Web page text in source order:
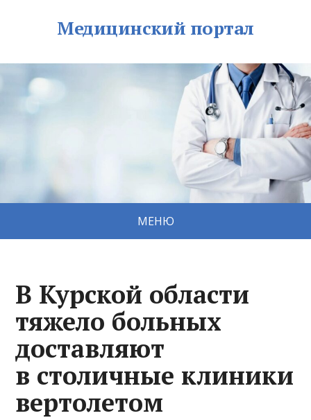
Медицинский портал
МЕНЮ
В Курской области
тяжело больных
доставляют
в столичные клиники
вертолетом